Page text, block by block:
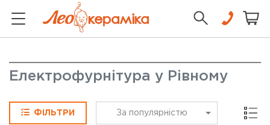
Електрофурнітура у Рівному
ФІЛЬТРИ За популярністю Сітка